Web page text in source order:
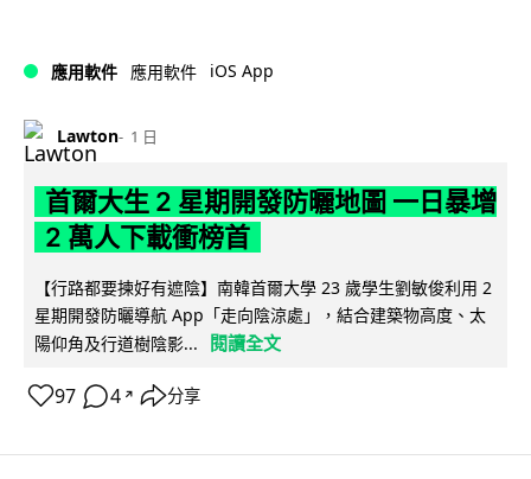
應用軟件 應用軟件 iOS App
Lawton 1 日
首爾大生 2 星期開發防曬地圖 一日暴增
2 萬人下載衝榜首
【行路都要揀好有遮陰】南韓首爾大學 23 歲學生劉敏俊利用 2
星期開發防曬導航 App「走向陰涼處」，結合建築物高度、太
陽仰角及行道樹陰影...
閱讀全文
97 4 ↗ 分享